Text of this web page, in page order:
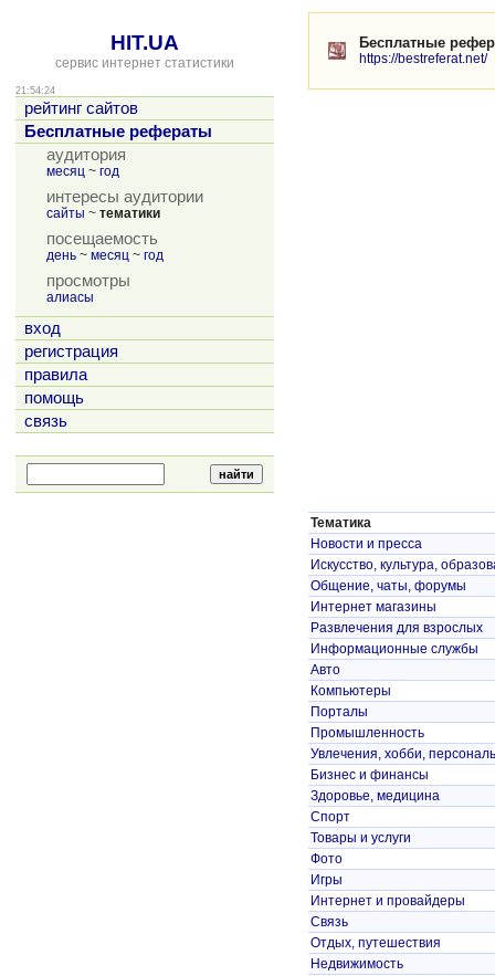
HIT.UA
сервис интернет статистики
21:54:24
рейтинг сайтов
Бесплатные рефераты
аудитория
месяц ~ год
интересы аудитории
сайты ~ тематики
посещаемость
день ~ месяц ~ год
просмотры
алиасы
вход
регистрация
правила
помощь
связь
Бесплатные
https://bestreferat.net/
Тематика
Новости и пресса
Искусство, культура,
Общение, чаты, форумы
Интернет магазины
Развлечения для взрослых
Информационные службы
Авто
Компьютеры
Порталы
Промышленность
Увлечения, хобби,
Бизнес и финансы
Здоровье, медицина
Спорт
Товары и услуги
Фото
Игры
Интернет и провайдеры
Связь
Отдых, путешествия
Недвижимость